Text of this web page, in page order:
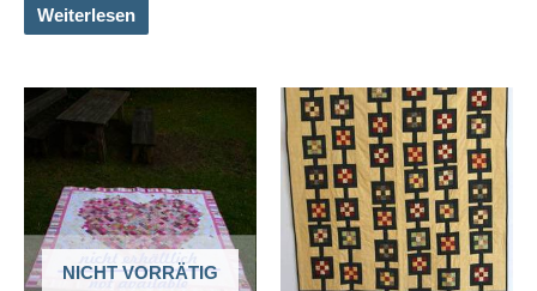
Weiterlesen
NICHT VORRÄTIG